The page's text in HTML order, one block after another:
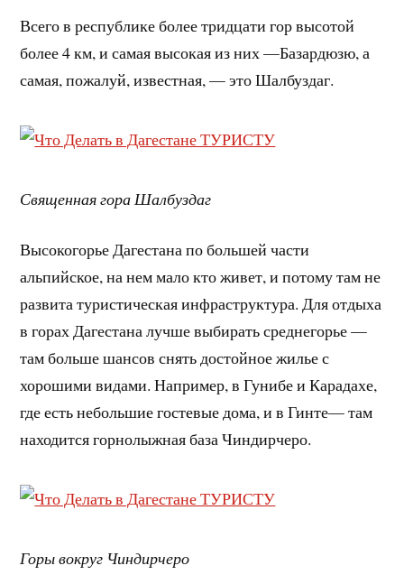
Всего в республике более тридцати гор высотой
более 4 км, и самая высокая из них —Базардюзю, а
самая, пожалуй, известная, — это Шалбуздаг.
Священная гора Шалбуздаг
Высокогорье Дагестана по большей части
альпийское, на нем мало кто живет, и потому там не
развита туристическая инфраструктура. Для отдыха
в горах Дагестана лучше выбирать среднегорье —
там больше шансов снять достойное жилье с
хорошими видами. Например, в Гунибе и Карадахе,
где есть небольшие гостевые дома, и в Гинте— там
находится горнолыжная база Чиндирчеро.
Горы вокруг Чиндирчеро